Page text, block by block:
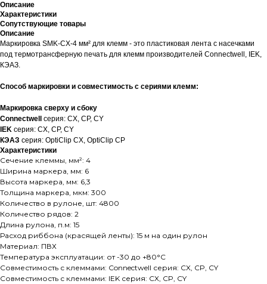
Описание
Характеристики
Сопутствующие товары
Описание
Маркировка SMK-CX-4 мм² для клемм - это пластиковая лента с насечками
под термотрансферную печать для клемм производителей Connectwell, IEK,
КЭАЗ.
Способ маркировки и совместимость с сериями клемм:
Маркировка сверху и сбоку
Connectwell серия: CX, CP, CY
IEK серия: CX, CP, CY
КЭАЗ серия: OptiClip CX, OptiClip CP
Характеристики
Сечение клеммы, мм²: 4
Ширина маркера, мм: 6
Высота маркера, мм: 6,3
Толщина маркера, мкм: 300
Количество в рулоне, шт: 4800
Количество рядов: 2
Длина рулона, п.м: 15
Расход риббона (красящей ленты): 15 м на один рулон
Материал: ПВХ
Температура эксплуатации: от -30 до +80°C
Совместимость с клеммами: Connectwell серия: CX, CP, CY
Совместимость с клеммами: IEK серия: CX, CP, CY